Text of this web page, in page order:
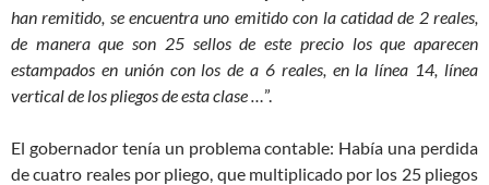
han remitido, se encuentra uno emitido con la catidad de 2 reales,
de manera que son 25 sellos de este precio los que aparecen
estampados en unión con los de a 6 reales, en la línea 14, línea
vertical de los pliegos de esta clase … ”.
El gobernador tenía un problema contable: Había una perdida
de cuatro reales por pliego, que multiplicado por los 25 pliegos